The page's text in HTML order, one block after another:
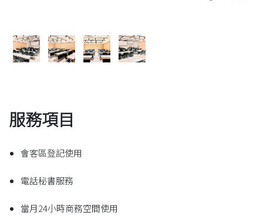
服務項目
會客區登記使用
電話秘書服務
當月24小時商務空間使用